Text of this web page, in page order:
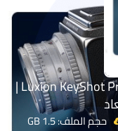
تحميل برنامج كى شوت برو | Luxion KeyShot Pro 2023 |
حجم الملف: 1.5 GB